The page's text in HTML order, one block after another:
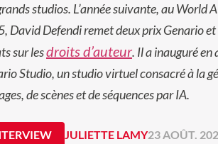
studios. L’année suivante, au World
David Defendi remet deux prix Genario
sur lesdroits d’auteur. Il a inauguré
Studio, un studio virtuel consacré à la
de scènes et de séquences par IA.
JULIETTE LAMY23 AOÛT.